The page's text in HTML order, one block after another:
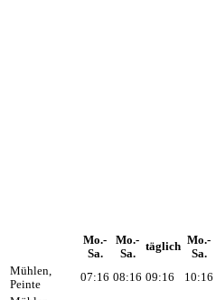
Mo.-
Sa.
Mo.-
Sa.
täglich Mo.-
Sa.
Mühlen,
Peinte
07:16 08:16 09:16 10:16